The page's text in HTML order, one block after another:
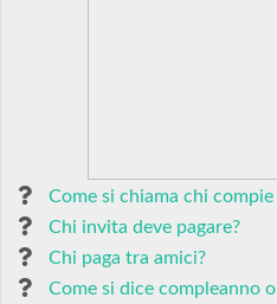
Come si chiama chi compie
Chi invita deve pagare?
Chi paga tra amici?
Come si dice compleanno